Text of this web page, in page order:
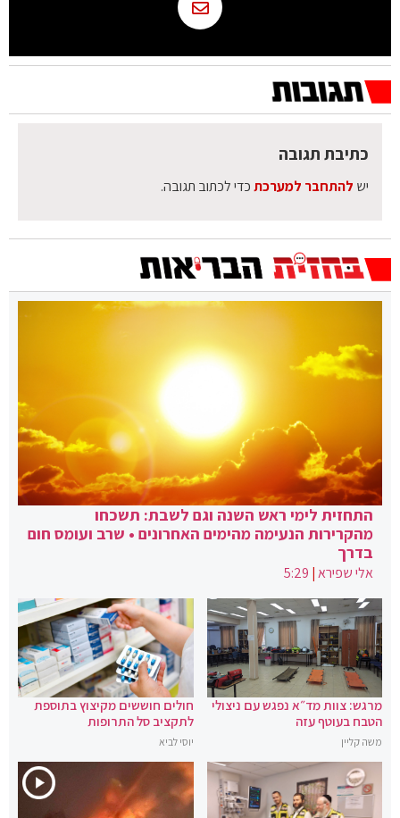
כתיבת תגובה
יש להתחבר למערכתכדי לכתוב תגובה.
התחזית לימי ראש השנה וגם לשבת: תשכחו
מהקרירות הנעימה מהימים האחרונים • שרב ועומס חום
בדרך
אלי שפירא|
5:29
מרגש: צוות מד״א נפגש עם ניצולי
הטבח בעוטף עזה
משה קליין
חולים חוששים מקיצוץ בתוספת
לתקציב סל התרופות
יוסי לביא